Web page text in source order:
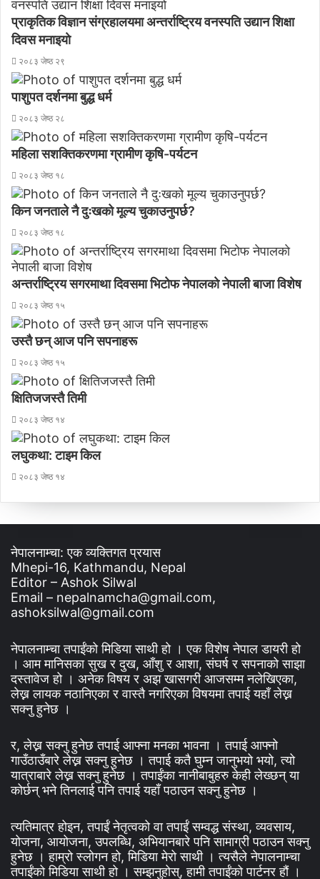
प्राकृतिक विज्ञान संग्रहालयमा अन्तर्राष्ट्रिय वनस्पति उद्यान शिक्षा
दिवस मनाइयाे
२०८३ जेष्ठ २९
पाशुपत दर्शनमा बुद्ध धर्म​
२०८३ जेष्ठ २८
महिला सशक्तिकरणमा ग्रामीण कृषि-पर्यटन
२०८३ जेष्ठ १८
किन जनताले नै दुःखको मूल्य चुकाउनुपर्छ?
२०८३ जेष्ठ १८
अन्तर्राष्ट्रिय सगरमाथा दिवसमा भिटाेफ नेपालकाे नेपाली बाजा विशेष
२०८३ जेष्ठ १५
उस्तै छन् आज पनि सपनाहरू
२०८३ जेष्ठ १५
क्षितिजजस्तै तिमी
२०८३ जेष्ठ १४
लघुकथा: टाइम किल
२०८३ जेष्ठ १४
नेपालनाम्चा: एक व्यक्तिगत प्रयास
Mhepi-16, Kathmandu, Nepal
Editor – Ashok Silwal
Email – nepalnamcha@gmail.com,
ashoksilwal@gmail.com
नेपालनाम्चा तपाईंको मिडिया साथी हो । एक विशेष नेपाल डायरी हो
। आम मानिसका सुख र दुख, आँशु र आशा, संघर्ष र सपनाको साझा
दस्तावेज हो । अनेक विषय र अझ खासगरी आजसम्म नलेखिएका,
लेख्न लायक नठानिएका र वास्तै नगरिएका विषयमा तपाई यहाँ लेख्न
सक्नु हुनेछ ।
र, लेख्न सक्नु हुनेछ तपाई आफ्ना मनका भावना । तपाई आफ्नो
गाउँठाउँबारे लेख्न सक्नु हुनेछ । तपाई कतै घुम्न जानुभयो भयो, त्यो
यात्राबारे लेख्न सक्नु हुनेछ । तपाईंका नानीबाबुहरु केही लेख्छन् या
कोर्छन् भने तिनलाई पनि तपाई यहाँ पठाउन सक्नु हुनेछ ।
त्यतिमात्र होइन, तपाईं नेतृत्वको वा तपाईं सम्वद्ध संस्था, व्यवसाय,
योजना, आयोजना, उपलब्धि, अभियानबारे पनि सामाग्री पठाउन सक्नु
हुनेछ । हाम्रो स्लोगन हो, मिडिया मेरो साथी । त्यसैले नेपालनाम्चा
तपाईंको मिडिया साथी हो । सम्झनुहोस्, हामी तपाईंको पार्टनर हौं ।